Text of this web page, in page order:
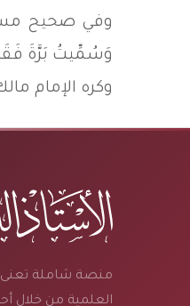
وفي صحيح
وَسُمِّيتُ بَرَّةَ
وكره الإمام
منصة شاملة تعنى
العلمية من خلال